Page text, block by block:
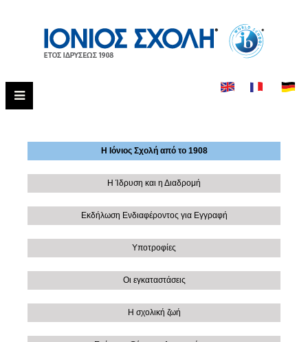
Η Ιόνιος Σχολή από το 1908
Η Ίδρυση και η Διαδρομή
Εκδήλωση Ενδιαφέροντος για Εγγραφή
Υποτροφίες
Οι εγκαταστάσεις
Η σχολική ζωή